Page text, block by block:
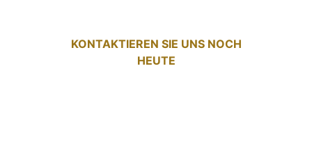
KONTAKTIEREN SIE UNS NOCH
HEUTE